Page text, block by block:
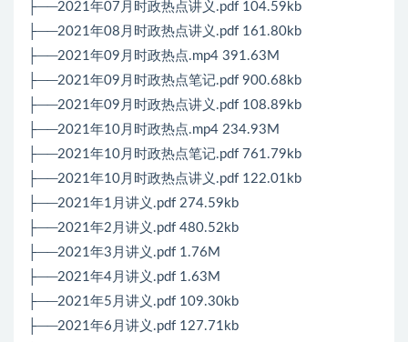
├──2021年07月时政热点讲义.pdf 104.59kb
├──2021年08月时政热点讲义.pdf 161.80kb
├──2021年09月时政热点.mp4 391.63M
├──2021年09月时政热点笔记.pdf 900.68kb
├──2021年09月时政热点讲义.pdf 108.89kb
├──2021年10月时政热点.mp4 234.93M
├──2021年10月时政热点笔记.pdf 761.79kb
├──2021年10月时政热点讲义.pdf 122.01kb
├──2021年1月讲义.pdf 274.59kb
├──2021年2月讲义.pdf 480.52kb
├──2021年3月讲义.pdf 1.76M
├──2021年4月讲义.pdf 1.63M
├──2021年5月讲义.pdf 109.30kb
├──2021年6月讲义.pdf 127.71kb